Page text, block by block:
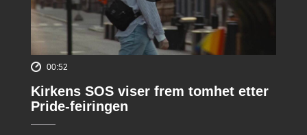
00:52
Kirkens SOS viser frem tomhet etter
Pride-feiringen